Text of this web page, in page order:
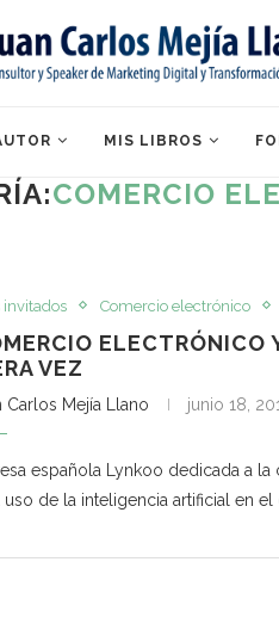
MIS LIBROS
COMERCIO
invitados Comercio electrónico
VEZ
Carlos Mejía Llano junio 18,
española Lynkoo dedicada a
de la inteligencia artificial en